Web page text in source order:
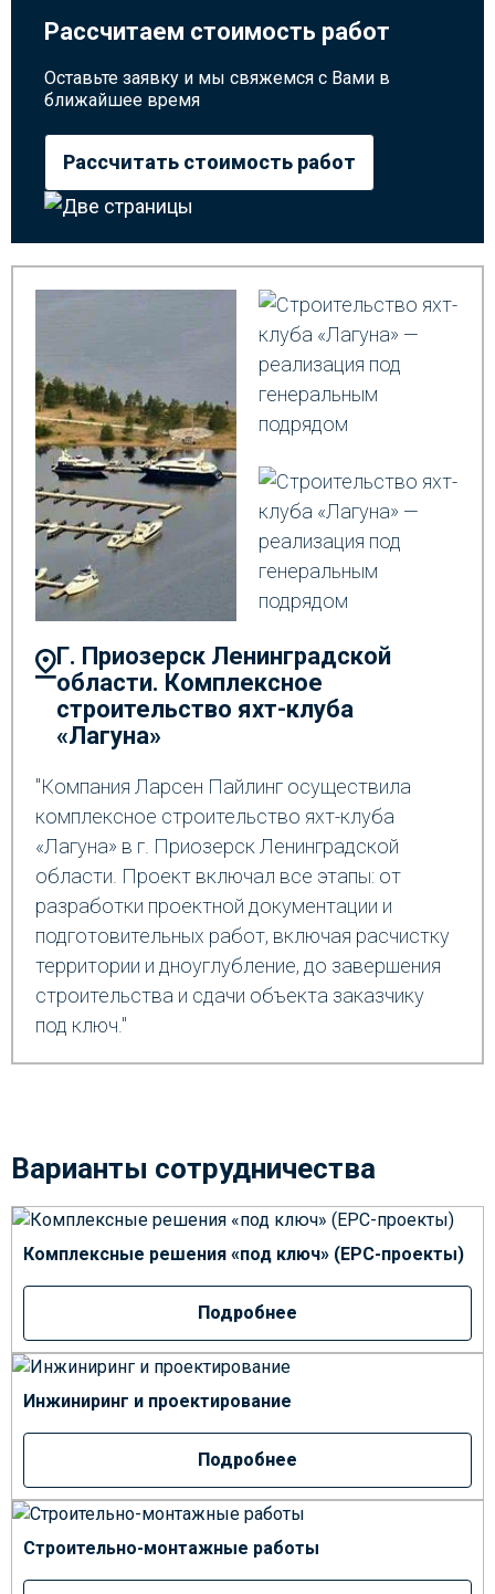
Рассчитаем стоимость работ
Оставьте заявку и мы свяжемся с Вами в
ближайшее время
Рассчитать стоимость работ
Г. Приозерск Ленинградской
области. Комплексное
строительство яхт-клуба
«Лагуна»
"Компания Ларсен Пайлинг осуществила
комплексное строительство яхт-клуба
«Лагуна» в г. Приозерск Ленинградской
области. Проект включал все этапы: от
разработки проектной документации и
подготовительных работ, включая расчистку
территории и дноуглубление, до завершения
строительства и сдачи объекта заказчику
под ключ."
Варианты сотрудничества
Комплексные решения «под ключ» (EPC-проекты)
Подробнее
Инжиниринг и проектирование
Подробнее
Строительно-монтажные работы